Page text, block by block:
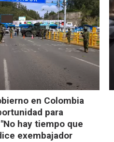
en Colombia
para
hay tiempo que
exembajador